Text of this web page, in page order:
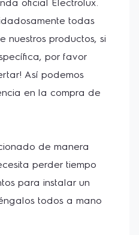
oficial Electrolux.
todas
nuestros productos, si
por favor
Así podemos
en la compra de
de manera
perder tiempo
para instalar un
todos a mano